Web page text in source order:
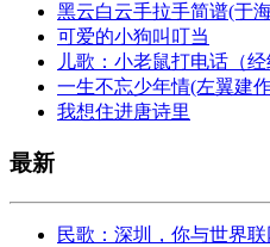
黑云白云手拉手简谱(于
可爱的小狗叫叮当
儿歌：小老鼠打电话（经
一生不忘少年情(左翼建
我想住进唐诗里
最新
民歌：深圳，你与世界